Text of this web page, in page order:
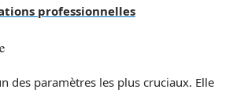
professionnelles
des paramètres les plus cruciaux. Elle